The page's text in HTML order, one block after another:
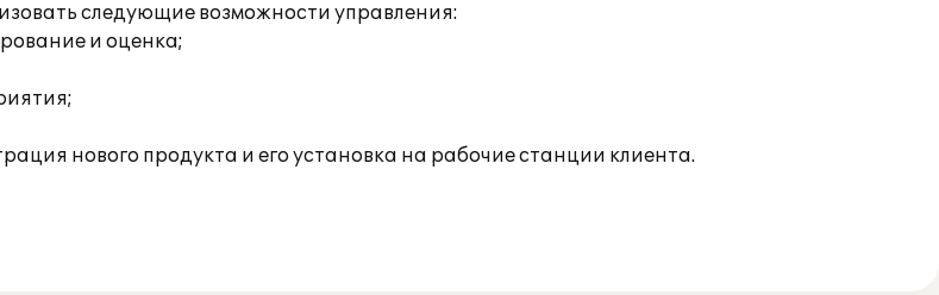
следующие возможности управления:
и оценка;
нового продукта и его установка на рабочие станции клиента.